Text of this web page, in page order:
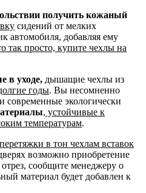
получить кожаный
сидений от мелких
автомобиля, добавляя ему
так просто, купите чехлы на
в уходе, дышащие чехлы из
годы. Вы несомненно
современные экологически
, устойчивые к
температурам.
в тон чехлам вставок
возможно приобретение
сообщите менеджеру о
материал будет добавлен к